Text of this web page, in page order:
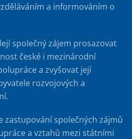
a informováním o
společný zájem prosazovat
české i mezinárodní
a zvyšovat její
rozvojových a
zastupování společných zájmů
a vztahů mezi státními